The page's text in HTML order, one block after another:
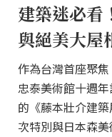
建築迷必看
與絕美大屋
作為台灣首座聚
忠泰美術館十週
的《藤本壯介建
次特別與日本森